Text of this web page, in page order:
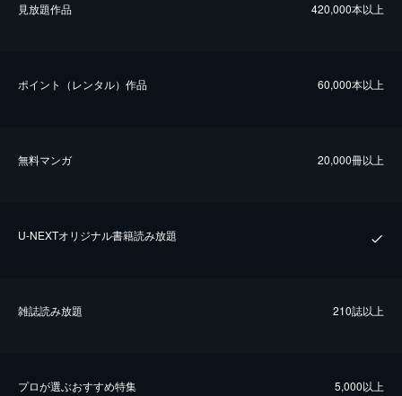
⾒放題作品 420,000本以上
ポイント（レンタル）作品 60,000本以上
無料マンガ 20,000冊以上
U-NEXTオリジナル書籍読み放題
雑誌読み放題 210誌以上
プロが選ぶおすすめ特集 5,000以上